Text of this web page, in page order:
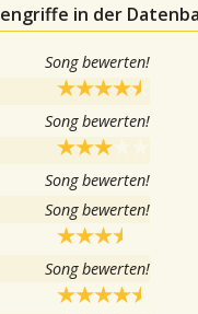
in der
Song bewerten!
Song bewerten!
Song bewerten!
Song bewerten!
Song bewerten!